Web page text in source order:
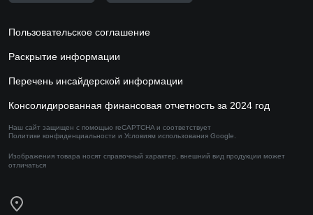
Пользовательское соглашение
Раскрытие информации
Перечень инсайдерской информации
Консолидированная финансовая отчетность за 2024 год
Наш сайт защищен с помощью reCAPTCHA и соответствует
Политике конфиденциальности и Условиям использования Google.
Изображения товара носят справочный характер, внешний вид продукции может
отличаться